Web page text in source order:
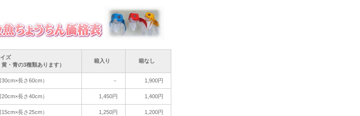
ズ
・青の3種類あります）
箱入り 箱なし
長さ60cm） － 1,900円
長さ40cm） 1,450円 1,400円
長さ25cm） 1,250円 1,200円